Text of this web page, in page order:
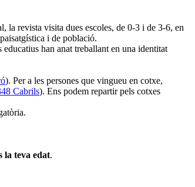
la revista visita dues escoles, de 0-3 i de 3-6, en
i de població.
han anat treballant en una identitat
). Per a les persones que vingueu en cotxe,
Cabrils). Ens podem repartir pels cotxes
la teva edat.